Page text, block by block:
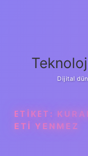
Dijital
ETIKET:
ETI YENMEZ